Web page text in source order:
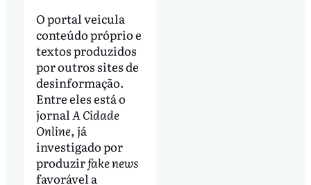
O portal veicula
conteúdo próprio e
textos produzidos
por outros sites de
desinformação.
Entre eles está o
jornal A Cidade
Online, já
investigado por
produzirfake news
favorável a